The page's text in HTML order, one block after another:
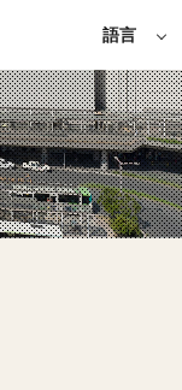
語言
日語
English
簡體中
文
한국어
繁體中
文